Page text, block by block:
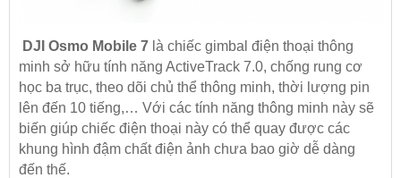
DJI Osmo Mobile 7 là chiếc gimbal điện thoại thông
minh sở hữu tính năng ActiveTrack 7.0, chống rung cơ
học ba trục, theo dõi chủ thể thông minh, thời lượng pin
lên đến 10 tiếng,… Với các tính năng thông minh này sẽ
biến giúp chiếc điện thoại này có thể quay được các
khung hình đậm chất điện ảnh chưa bao giờ dễ dàng
đến thế.